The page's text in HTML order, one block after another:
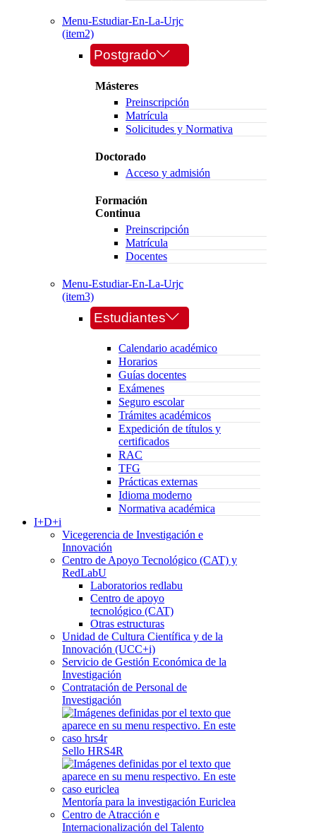
Menu-Estudiar-En-La-Urjc
(item2)
Postgrado
Másteres
Preinscripción
Matrícula
Solicitudes y Normativa
Doctorado
Acceso y admisión
Formación
Continua
Preinscripción
Matrícula
Docentes
Menu-Estudiar-En-La-Urjc
(item3)
Estudiantes
Calendario académico
Horarios
Guías docentes
Exámenes
Seguro escolar
Trámites académicos
Expedición de títulos y
certificados
RAC
TFG
Prácticas externas
Idioma moderno
Normativa académica
I+D+i
Vicegerencia de Investigación e
Innovación
Centro de Apoyo Tecnológico (CAT) y
RedLabU
Laboratorios redlabu
Centro de apoyo
tecnológico (CAT)
Otras estructuras
Unidad de Cultura Científica y de la
Innovación (UCC+i)
Servicio de Gestión Económica de la
Investigación
Contratación de Personal de
Investigación
Sello HRS4R
Mentoría para la investigación Euriclea
Centro de Atracción e
Internacionalización del Talento